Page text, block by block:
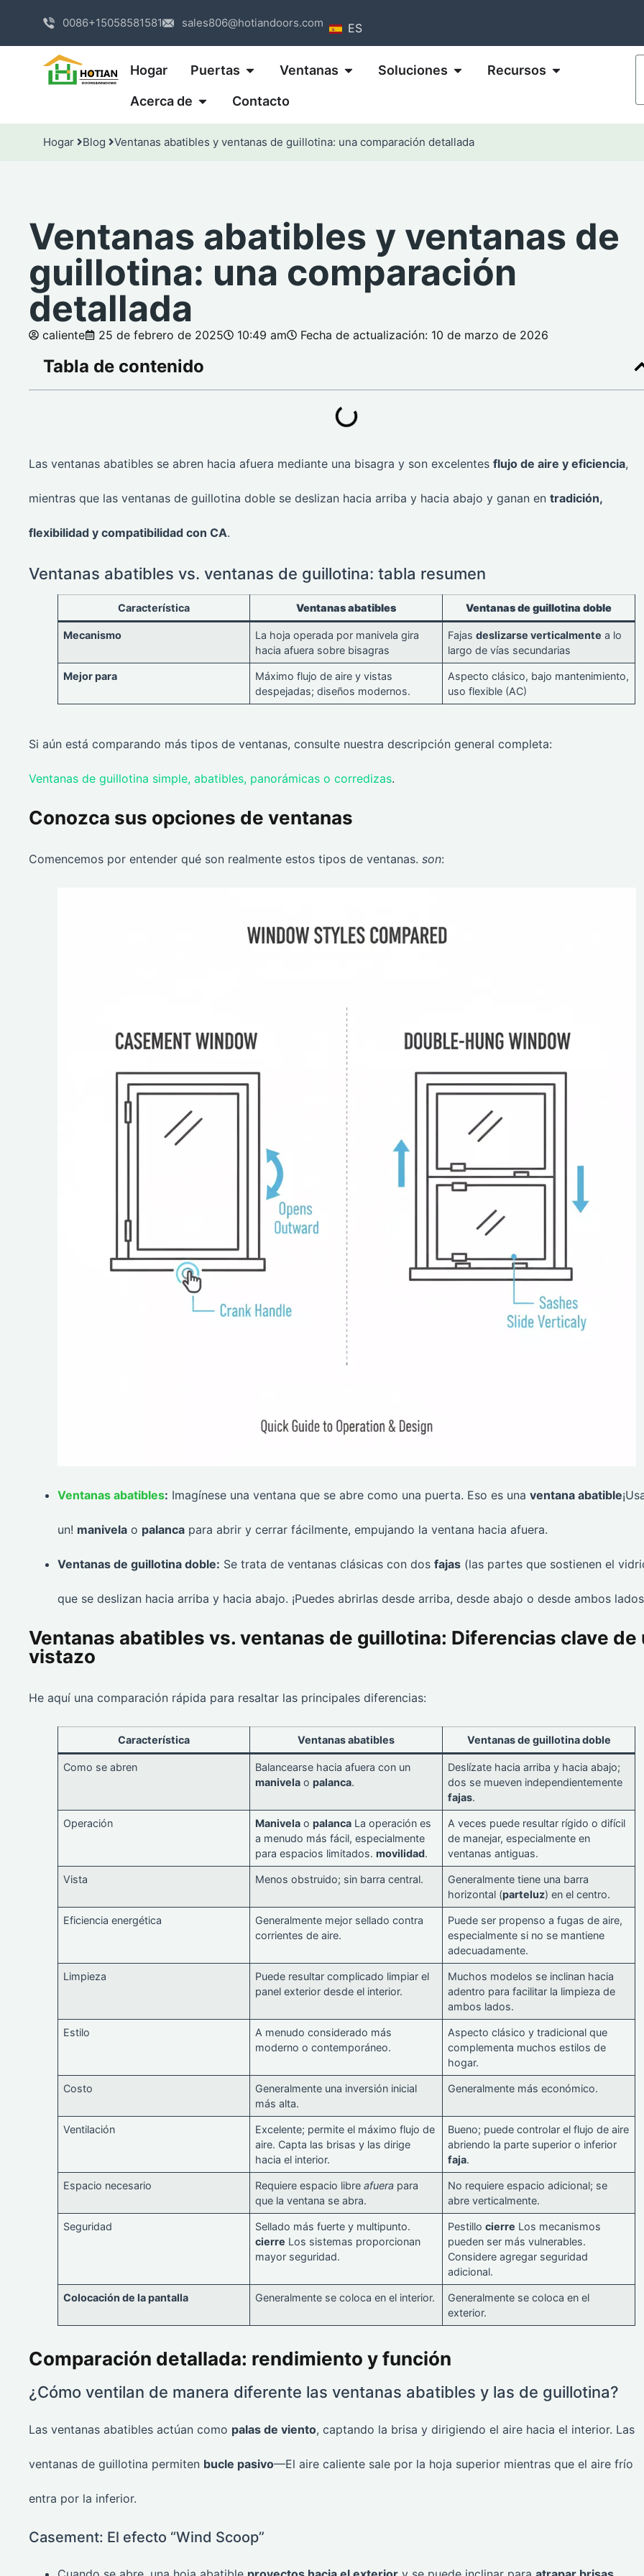
0086+15058581581 sales806@hotiandoors.com ES
Hogar Puertas Ventanas Soluciones Recursos
Acerca de Contacto
Hogar Blog Ventanas abatibles y ventanas de guillotina: una comparación detallada
Ventanas abatibles y ventanas de
guillotina: una comparación
detallada
caliente 25 de febrero de 2025 10:49 am Fecha de actualización: 10 de marzo de 2026
Tabla de contenido
Las ventanas abatibles se abren hacia afuera mediante una bisagra y son excelentes flujo de aire y eficiencia,
mientras que las ventanas de guillotina doble se deslizan hacia arriba y hacia abajo y ganan en tradición,
flexibilidad y compatibilidad con CA.
Ventanas abatibles vs. ventanas de guillotina: tabla resumen
Característica Ventanas abatibles Ventanas de guillotina doble
Mecanismo
La hoja operada por manivela gira
hacia afuera sobre bisagras
Fajasdeslizarse verticalmente a lo
largo de vías secundarias
Mejor para
Máximo flujo de aire y vistas
despejadas; diseños modernos.
Aspecto clásico, bajo mantenimiento,
uso flexible (AC)
Si aún está comparando más tipos de ventanas, consulte nuestra descripción general completa:
Ventanas de guillotina simple, abatibles, panorámicas o corredizas.
Conozca sus opciones de ventanas
Comencemos por entender qué son realmente estos tipos de ventanas. son:
Ventanas abatibles: Imagínese una ventana que se abre como una puerta. Eso es una ventana abatible
un! manivela o palanca para abrir y cerrar fácilmente, empujando la ventana hacia afuera.
Ventanas de guillotina doble: Se trata de ventanas clásicas con dos fajas (las partes que sostienen el
que se deslizan hacia arriba y hacia abajo. ¡Puedes abrirlas desde arriba, desde abajo o desde ambos
Ventanas abatibles vs. ventanas de guillotina: Diferencias clave de
vistazo
He aquí una comparación rápida para resaltar las principales diferencias:
Característica Ventanas abatibles Ventanas de guillotina doble
Como se abren
Balancearse hacia afuera con un
manivela opalanca.
Deslízate hacia arriba y hacia abajo;
dos se mueven independientemente
fajas.
Operación Manivela opalanca La operación es
a menudo más fácil, especialmente
para espacios limitados.movilidad.
A veces puede resultar rígido o difícil
de manejar, especialmente en
ventanas antiguas.
Vista Menos obstruido; sin barra central.
Generalmente tiene una barra
horizontal (parteluz) en el centro.
Eficiencia energética
Generalmente mejor sellado contra
corrientes de aire.
Puede ser propenso a fugas de aire,
especialmente si no se mantiene
adecuadamente.
Limpieza
Puede resultar complicado limpiar el
panel exterior desde el interior.
Muchos modelos se inclinan hacia
adentro para facilitar la limpieza de
ambos lados.
Estilo
A menudo considerado más
moderno o contemporáneo.
Aspecto clásico y tradicional que
complementa muchos estilos de
hogar.
Costo
Generalmente una inversión inicial
más alta.
Generalmente más económico.
Ventilación
Excelente; permite el máximo flujo de
aire. Capta las brisas y las dirige
hacia el interior.
Bueno; puede controlar el flujo de aire
abriendo la parte superior o inferior
faja.
Espacio necesario Requiere espacio libreafuera para
que la ventana se abra.
No requiere espacio adicional; se
abre verticalmente.
Seguridad
Sellado más fuerte y multipunto.
cierre Los sistemas proporcionan
mayor seguridad.
Pestillocierre Los mecanismos
pueden ser más vulnerables.
Considere agregar seguridad
adicional.
Colocación de la pantalla Generalmente se coloca en el interior.
Generalmente se coloca en el
exterior.
Comparación detallada: rendimiento y función
¿Cómo ventilan de manera diferente las ventanas abatibles y las de guillotina?
Las ventanas abatibles actúan como palas de viento, captando la brisa y dirigiendo el aire hacia el interior. Las
ventanas de guillotina permiten bucle pasivo—El aire caliente sale por la hoja superior mientras que el aire frío
entra por la inferior.
Casement: El efecto “Wind Scoop”